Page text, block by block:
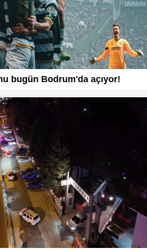
bugün Bodrum'da açıyor!